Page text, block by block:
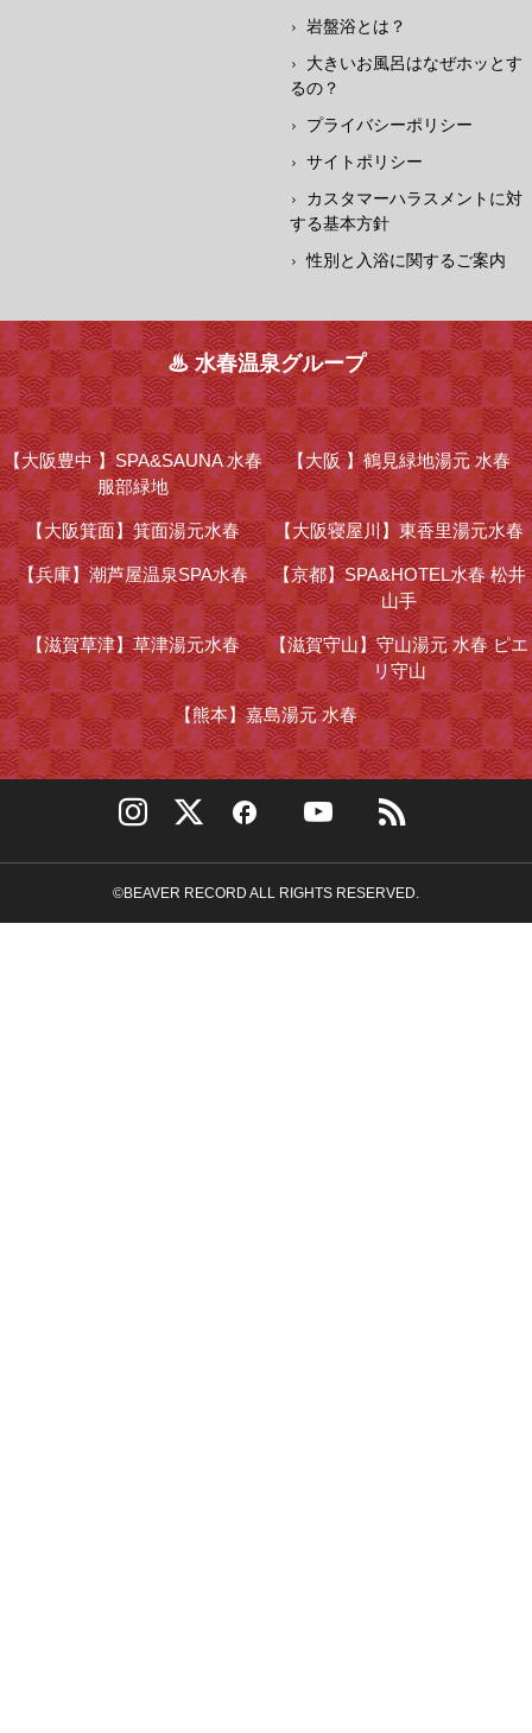
岩盤浴とは？
大きいお風呂はなぜホッとす
るの？
プライバシーポリシー
サイトポリシー
カスタマーハラスメントに対
する基本方針
性別と入浴に関するご案内
♨ 水春温泉グループ
【大阪豊中 】SPA&SAUNA 水春
服部緑地
【大阪 】鶴見緑地湯元 水春
【大阪箕面】箕面湯元水春 【大阪寝屋川】東香里湯元水春
【兵庫】潮芦屋温泉SPA水春 【京都】SPA&HOTEL水春 松井
山手
【滋賀草津】草津湯元水春 【滋賀守山】守山湯元 水春 ピエ
リ守山
【熊本】嘉島湯元 水春
©BEAVER RECORD ALL RIGHTS RESERVED.